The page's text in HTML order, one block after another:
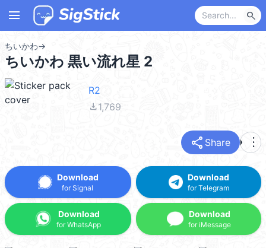
menu search
ちいかわ→
ちいかわ 黒い流れ星 2
R2
file_download1,769
share Share more_vert
Download
for Signal
Download
for WhatsApp
Download
for Telegram
Download
for iMessage